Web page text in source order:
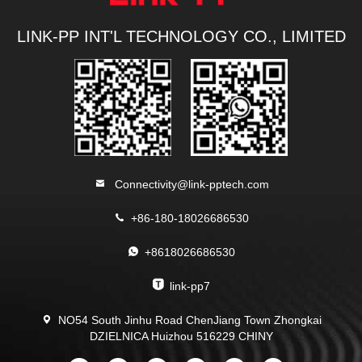
LINK-PP INT'L TECHNOLOGY CO., LIMITED
Connectivity@link-pptech.com
+86-180-18026686530
+8618026686530
link-pp7
NO54 South Jinhu Road ChenJiang Town Zhongkai
DZIELNICA Huizhou 516229 CHINY